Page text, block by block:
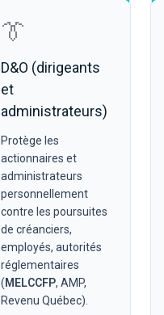
👔
D&O (dirigeants
et
administrateurs)
Protège les
actionnaires et
administrateurs
personnellement
contre les poursuites
de créanciers,
employés, autorités
réglementaires
(MELCCFP, AMP,
Revenu Québec).